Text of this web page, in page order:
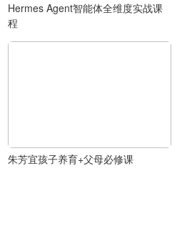
Hermes Agent智能体全维度实战课
程
朱芳宜孩子养育+父母必修课